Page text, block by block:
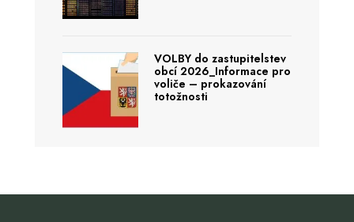
VOLBY do zastupitelstev
obcí 2026_Informace pro
voliče – prokazování
totožnosti